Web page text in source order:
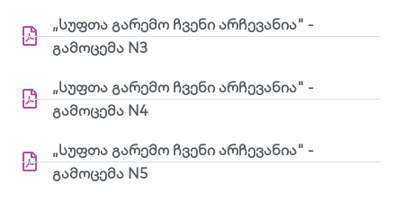
„სუფთა გარემო ჩვენი არჩევანია" -
გამოცემა N3
„სუფთა გარემო ჩვენი არჩევანია" -
გამოცემა N4
„სუფთა გარემო ჩვენი არჩევანია" -
გამოცემა N5